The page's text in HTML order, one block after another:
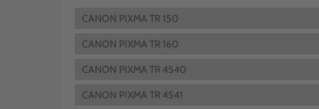
CANON PIXMA TR 150
CANON PIXMA TR 160
CANON PIXMA TR 4540
CANON PIXMA TR 4541